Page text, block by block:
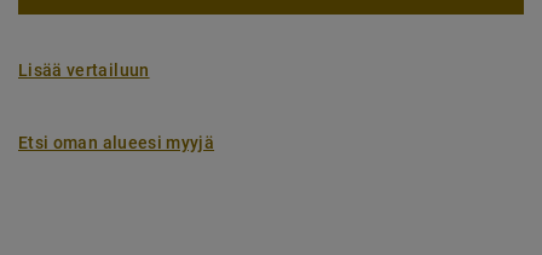
Lisää vertailuun
Etsi oman alueesi myyjä